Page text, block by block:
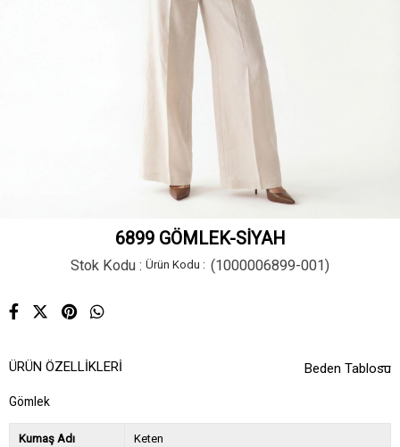
6899 GÖMLEK-SİYAH
Stok Kodu (1000006899-001)
Beden Tablosu
ÜRÜN ÖZELLIKLERI
Gömlek
Kumaş Adı Keten